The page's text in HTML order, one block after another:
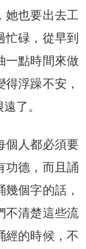
她也要出去工
碌，從早到
一點時間來做
浮躁不安，
了。
個人都必須要
功德，而且誦
個字的話，
不清楚這些流
經的時候，不